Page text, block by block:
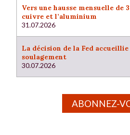
Vers une hausse mensuelle de
cuivre et l’aluminium
31.07.2026
La décision de la Fed accueillie
soulagement
30.07.2026
ABONNEZ-